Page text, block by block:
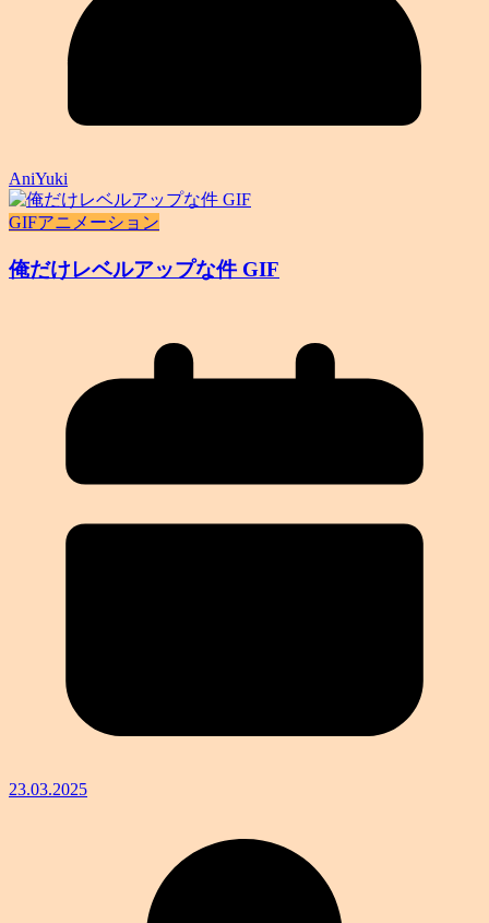
AniYuki
GIFアニメーション
俺だけレベルアップな件 GIF
23.03.2025